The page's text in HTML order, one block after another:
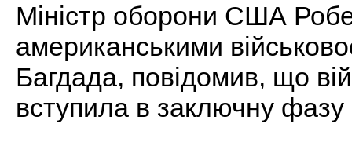
Міністр оборони США
американськими
Багдада, повідомив, що
вступила в заключну фазу